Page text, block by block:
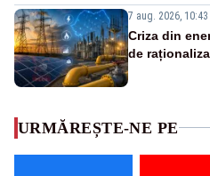
7 aug. 2026, 10:43
Criza din
de
URMĂREȘTE-NE PE